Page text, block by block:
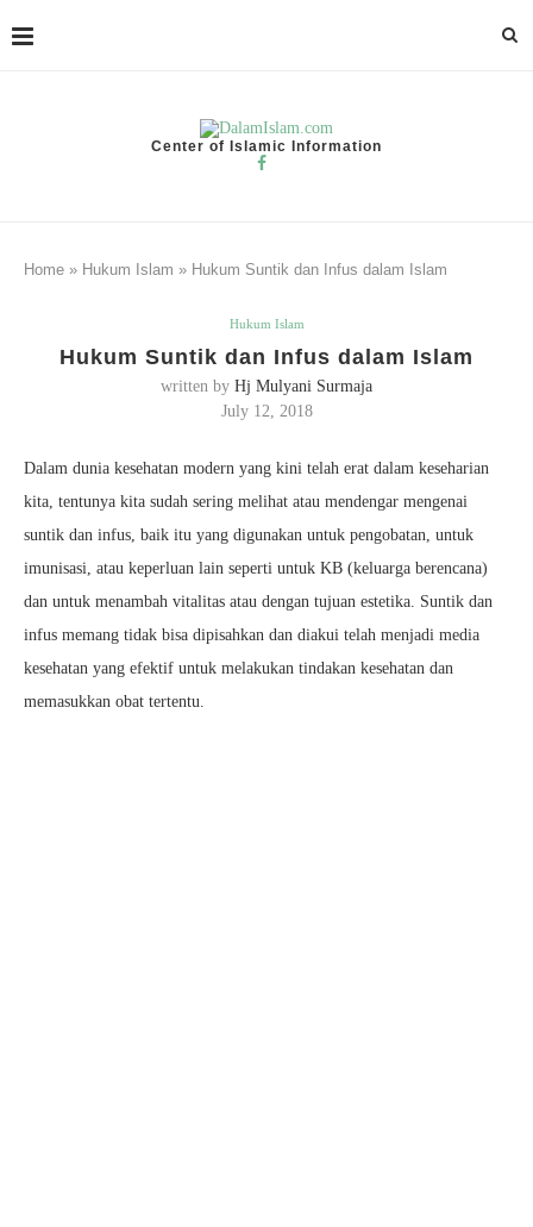
Center of Islamic Information
Home » Hukum Islam » Hukum Suntik dan Infus dalam Islam
Hukum Islam
Hukum Suntik dan Infus dalam Islam
written by Hj Mulyani Surmaja
July 12, 2018
Dalam dunia kesehatan modern yang kini telah erat dalam keseharian
kita, tentunya kita sudah sering melihat atau mendengar mengenai
suntik dan infus, baik itu yang digunakan untuk pengobatan, untuk
imunisasi, atau keperluan lain seperti untuk KB (keluarga berencana)
dan untuk menambah vitalitas atau dengan tujuan estetika. Suntik dan
infus memang tidak bisa dipisahkan dan diakui telah menjadi media
kesehatan yang efektif untuk melakukan tindakan kesehatan dan
memasukkan obat tertentu.